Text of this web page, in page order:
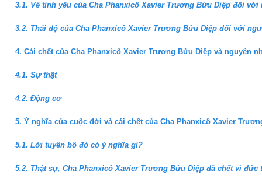
3.1. Về tình yêu của Cha Phanxicô Xavier Trương Bửu Diệp đối
3.2. Thái độ của Cha Phanxicô Xavier Trương Bửu Diệp đối với
4. Cái chết của Cha Phanxicô Xavier Trương Bửu Diệp và nguyên
4.1. Sự thật
4.2. Động cơ
5. Ý nghĩa của cuộc đời và cái chết của Cha Phanxicô Xavier
5.1. Lời tuyên bố đó có ý nghĩa gì?
5.2. Thật sự, Cha Phanxicô Xavier Trương Bửu Diệp đã chết vì